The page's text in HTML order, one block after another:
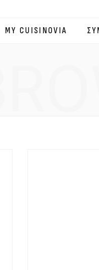
MY CUISINOVIA